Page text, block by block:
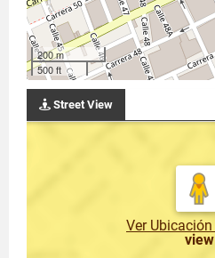
200 m
500 ft
Street View
Ver Ubicación
view